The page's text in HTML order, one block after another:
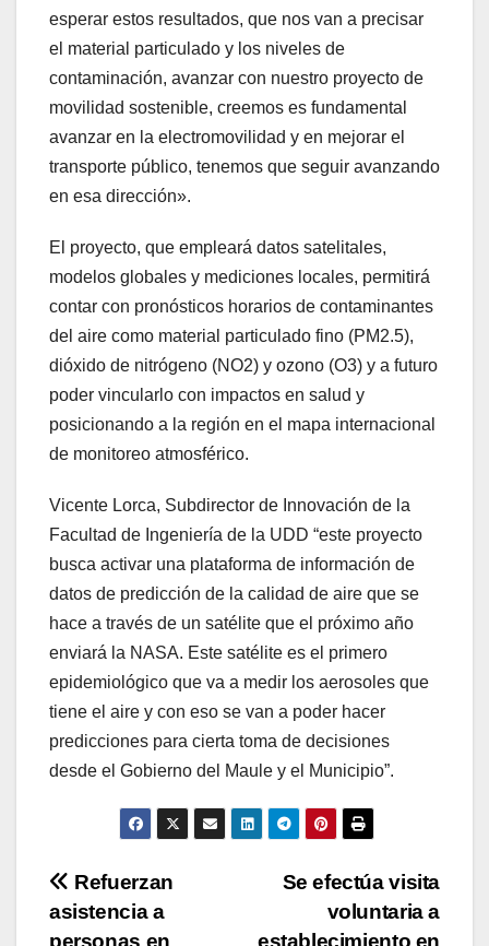
esperar estos resultados, que nos van a precisar
el material particulado y los niveles de
contaminación, avanzar con nuestro proyecto de
movilidad sostenible, creemos es fundamental
avanzar en la electromovilidad y en mejorar el
transporte público, tenemos que seguir avanzando
en esa dirección».
El proyecto, que empleará datos satelitales,
modelos globales y mediciones locales, permitirá
contar con pronósticos horarios de contaminantes
del aire como material particulado fino (PM2.5),
dióxido de nitrógeno (NO2) y ozono (O3) y a futuro
poder vincularlo con impactos en salud y
posicionando a la región en el mapa internacional
de monitoreo atmosférico.
Vicente Lorca, Subdirector de Innovación de la
Facultad de Ingeniería de la UDD “este proyecto
busca activar una plataforma de información de
datos de predicción de la calidad de aire que se
hace a través de un satélite que el próximo año
enviará la NASA. Este satélite es el primero
epidemiológico que va a medir los aerosoles que
tiene el aire y con eso se van a poder hacer
predicciones para cierta toma de decisiones
desde el Gobierno del Maule y el Municipio”.
Navegación
de
Se efectúa visita
voluntaria a
establecimiento en
Refuerzan
asistencia a
personas en